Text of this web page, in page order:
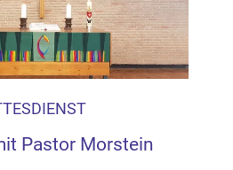
Pastor Morstein